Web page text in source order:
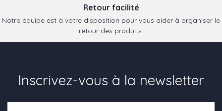
Retour facilité
Notre équipe est à votre disposition pour vous aider à organiser le
retour des produits.
Inscrivez-vous à la newsletter